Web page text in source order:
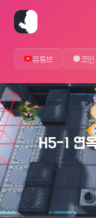
유튜브 코인
H5-1 연